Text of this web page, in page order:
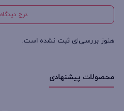
درج دیدگاه
هنوز بررسی‌ای ثبت نشده است.
محصولات پیشنهادی